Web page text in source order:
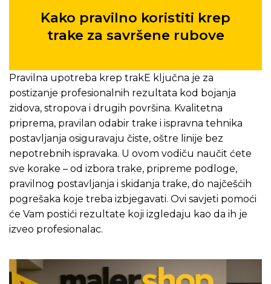
Kako pravilno koristiti krep
trake za savršene rubove
Pravilna upotreba krep trakE ključna je za
postizanje profesionalnih rezultata kod bojanja
zidova, stropova i drugih površina. Kvalitetna
priprema, pravilan odabir trake i ispravna tehnika
postavljanja osiguravaju čiste, oštre linije bez
nepotrebnih ispravaka. U ovom vodiču naučit ćete
sve korake – od izbora trake, pripreme podloge,
pravilnog postavljanja i skidanja trake, do najčešćih
pogrešaka koje treba izbjegavati. Ovi savjeti pomoći
će Vam postići rezultate koji izgledaju kao da ih je
izveo profesionalac.